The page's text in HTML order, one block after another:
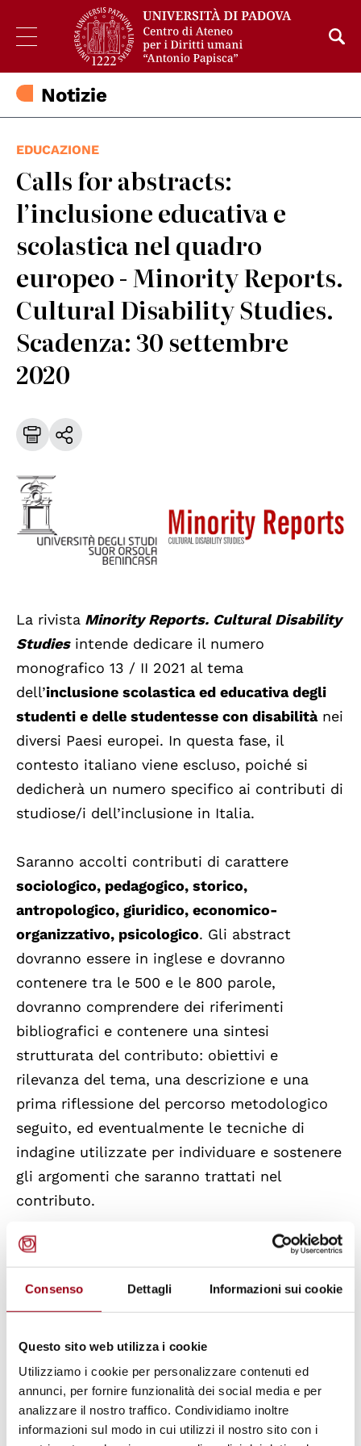
Consenso Dettagli Informazioni sui cookie
Questo sito web utilizza i cookie
Utilizziamo i cookie per personalizzare contenuti ed
annunci, per fornire funzionalità dei social media e per
analizzare il nostro traffico. Condividiamo inoltre
informazioni sul modo in cui utilizzi il nostro sito con i
Notizie
EDUCAZIONE
Calls for abstracts:
l’inclusione educativa e
scolastica nel quadro
europeo - Minority Reports.
Cultural Disability Studies.
Scadenza: 30 settembre
2020
La rivista Minority Reports. Cultural Disability
Studiesintende dedicare il numero
monografico 13 / II 2021 al tema
dell’inclusione scolastica ed educativa degli
studenti e delle studentesse con disabilitànei
diversi Paesi europei. In questa fase, il
contesto italiano viene escluso, poiché si
dedicherà un numero specifico ai contributi di
studiose/i dell’inclusione in Italia.
Saranno accolti contributi di carattere
sociologico, pedagogico, storico,
antropologico, giuridico, economico-
organizzativo, psicologico. Gli abstract
dovranno essere in inglese e dovranno
contenere tra le 500 e le 800 parole,
dovranno comprendere dei riferimenti
bibliografici e contenere una sintesi
strutturata del contributo: obiettivi e
rilevanza del tema, una descrizione e una
prima riflessione del percorso metodologico
seguito, ed eventualmente le tecniche di
indagine utilizzate per individuare e sostenere
gli argomenti che saranno trattati nel
contributo.
Gli abstract vanno inviati all’indirizzo
minorityreports@unisob.na.it entro il30
settembre 2020.
Minority Reports. Cultural Disability Studies
una rivista accademica dell’Università degli
Studi Suor Orsola Benincasa di Napoli. E’ uno
spazio di ricerca e di confronto sui codici